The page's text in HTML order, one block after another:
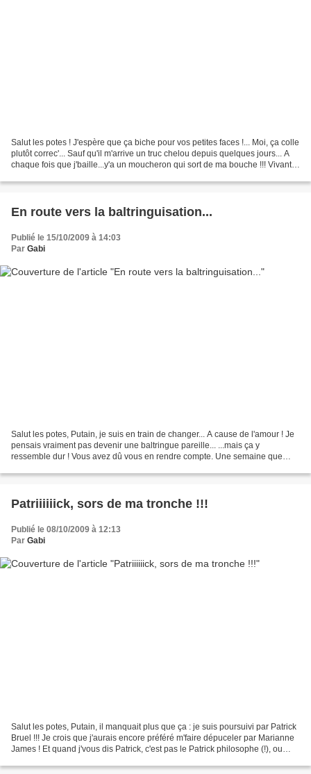
Salut les potes ! J'espère que ça biche pour vos petites faces !... Moi, ça colle
plutôt correc'... Sauf qu'il m'arrive un truc chelou depuis quelques jours... A
chaque fois que j'baille...y'a un moucheron qui sort de ma bouche !!! Vivant
En route vers la baltringuisation...
Publié le 15/10/2009 à 14:03
Par Gabi
Salut les potes, Putain, je suis en train de changer... A cause de l'amour ! Je
pensais vraiment pas devenir une baltringue pareille... ...mais ça y
ressemble dur ! Vous avez dû vous en rendre compte. Une semaine que
Patriiiiiick, sors de ma tronche !!!
Publié le 08/10/2009 à 12:13
Par Gabi
Salut les potes, Putain, il manquait plus que ça : je suis poursuivi par Patrick
Bruel !!! Je crois que j'aurais encore préféré m'faire dépuceler par Marianne
James ! Et quand j'vous dis Patrick, c'est pas le Patrick philosophe (!), ou